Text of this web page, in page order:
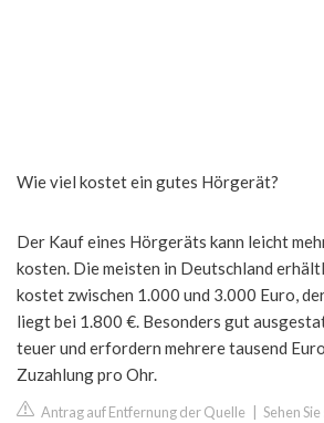
Wie viel kostet ein gutes Hörgerät?
Der Kauf eines Hörgeräts kann leicht
kosten. Die meisten in Deutschland
kostet zwischen 1.000 und 3.000 Euro,
liegt bei 1.800 €. Besonders gut
teuer und erfordern mehrere tausend
Zuzahlung pro Ohr.
Antrag auf Entfernung der Quelle Sehen